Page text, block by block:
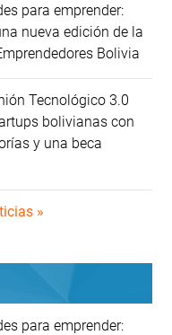
para emprender:
nueva edición de la
Bolivia
Tecnológico 3.0
bolivianas con
y una beca
»
para emprender: